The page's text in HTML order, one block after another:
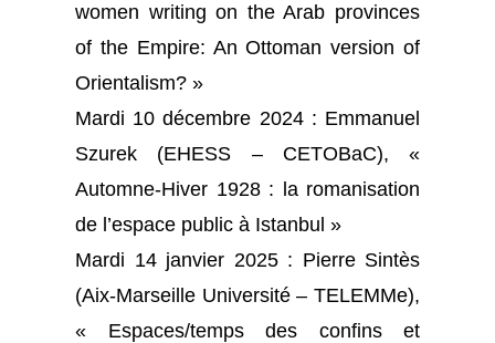
women writing on the Arab provinces
of the Empire: An Ottoman version of
Orientalism? »
Mardi 10 décembre 2024 : Emmanuel
Szurek (EHESS – CETOBaC), «
Automne-Hiver 1928 : la romanisation
de l’espace public à Istanbul »
Mardi 14 janvier 2025 : Pierre Sintès
(Aix-Marseille Université – TELEMMe),
« Espaces/temps des confins et